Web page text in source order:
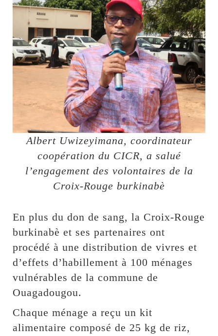
Albert Uwizeyimana, coordinateur
coopération du CICR, a salué
l’engagement des volontaires de la
Croix-Rouge burkinabè
En plus du don de sang, la Croix-Rouge
burkinabè et ses partenaires ont
procédé à une distribution de vivres et
d’effets d’habillement à 100 ménages
vulnérables de la commune de
Ouagadougou.
Chaque ménage a reçu un kit
alimentaire composé de 25 kg de riz,